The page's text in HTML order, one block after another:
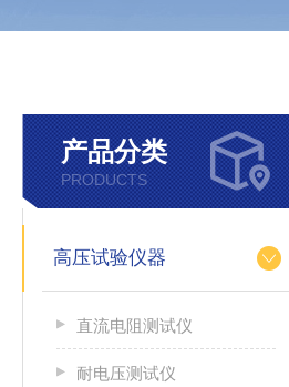
产品分类
PRODUCTS
高压试验仪器
直流电阻测试仪
耐电压测试仪